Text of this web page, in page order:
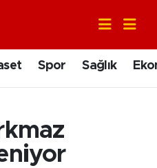
Spor Sağlık
ve Fikstür